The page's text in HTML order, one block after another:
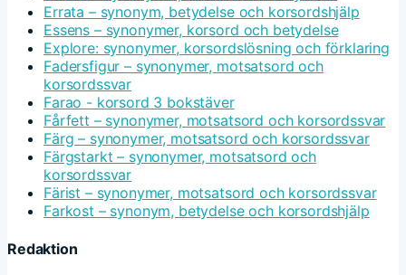
Errata – synonym, betydelse och korsordshjälp
Essens – synonymer, korsord och betydelse
Explore: synonymer, korsordslösning och förklaring
Fadersfigur – synonymer, motsatsord och
korsordssvar
Farao - korsord 3 bokstäver
Fårfett – synonymer, motsatsord och korsordssvar
Färg – synonymer, motsatsord och korsordssvar
Färgstarkt – synonymer, motsatsord och
korsordssvar
Färist – synonymer, motsatsord och korsordssvar
Farkost – synonym, betydelse och korsordshjälp
Redaktion